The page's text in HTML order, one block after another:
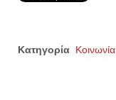
Κατηγορία Κοινωνία